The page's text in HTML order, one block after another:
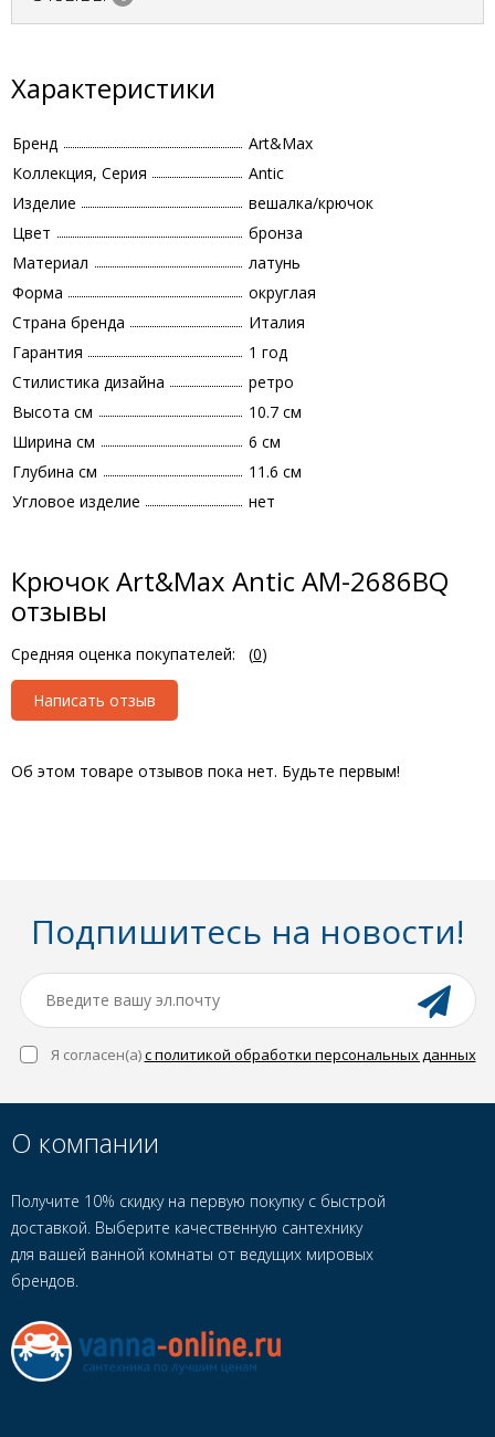
Характеристики
Бренд
Art&Max
Коллекция, Серия
Antic
Изделие
вешалка/крючок
Цвет
бронза
Материал
латунь
Форма
округлая
Страна бренда
Италия
Гарантия
1 год
Стилистика дизайна
ретро
Высота см
10.7 см
Ширина см
6 см
Глубина см
11.6 см
Угловое изделие
нет
Крючок Art&Max Antic AM-2686BQ
отзывы
Средняя оценка покупателей: (0)
Написать отзыв
Об этом товаре отзывов пока нет. Будьте первым!
Подпишитесь на новости!
Я согласен(a)с политикой обработки персональных данных
О компании
Получите 10% скидку на первую покупку с быстрой
доставкой. Выберите качественную сантехнику
для вашей ванной комнаты от ведущих мировых
брендов.